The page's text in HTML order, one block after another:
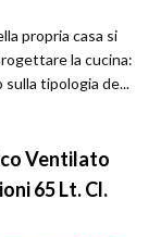
propria casa si
la cucina:
tipologia de...
Ventilato
65 Lt. Cl.